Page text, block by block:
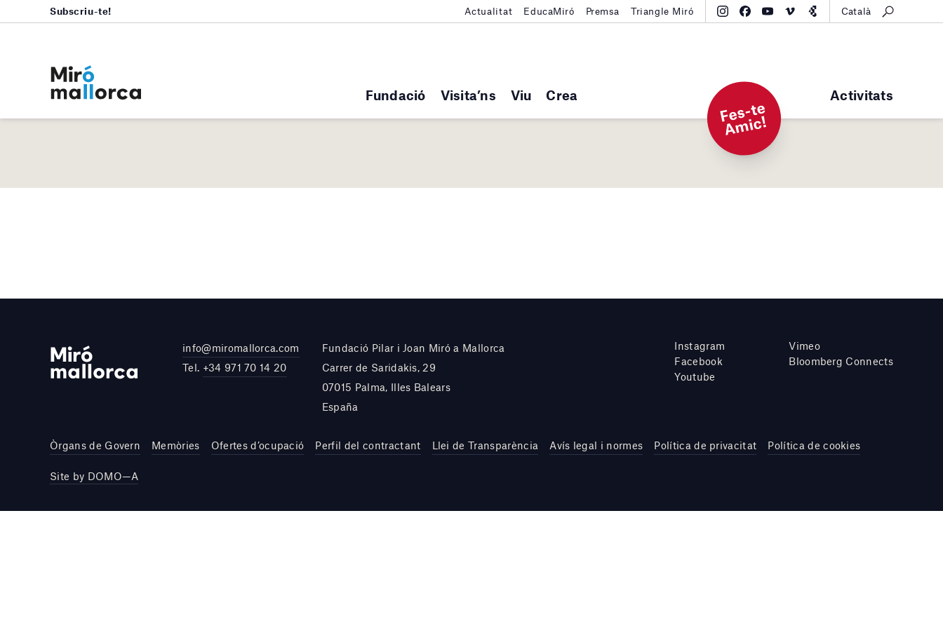
Fundació Visita’ns Viu Crea Activitats
Subscriu-te! Actualitat EducaMiró Premsa Triangle Miró Català
F
e
s-t
e
A
mi
c!
info@miromallorca.com
Tel. +34 971 70 14 20
Fundació Pilar i Joan Miró a Mallorca
Carrer de Saridakis, 29
07015 Palma, Illes Balears
España
Instagram
Facebook
Youtube
Vimeo
Bloomberg Connects
Òrgans de Govern Memòries Ofertes d’ocupació Perfil del contractant Llei de Transparència Avís legal i normes Política de privacitat Política de cookies
Site by DOMO—A